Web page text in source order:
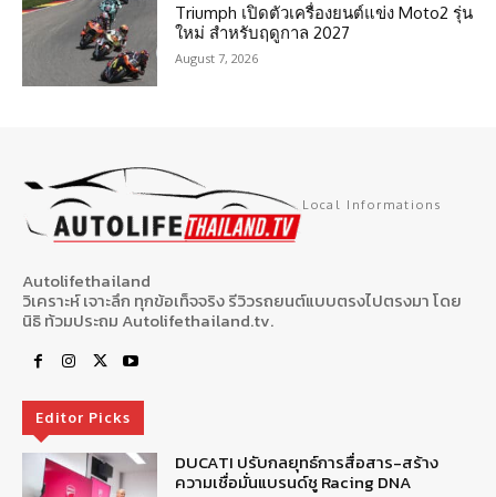
Triumph เปิดตัวเครื่องยนต์แข่ง Moto2 รุ่น
ใหม่ สำหรับฤดูกาล 2027
August 7, 2026
Local Informations
Autolifethailand
วิเคราะห์ เจาะลึก ทุกข้อเท็จจริง รีวิวรถยนต์แบบตรงไปตรงมา โดย
นิธิ ท้วมประถม Autolifethailand.tv.
Editor Picks
DUCATI ปรับกลยุทธ์การสื่อสาร-สร้าง
ความเชื่อมั่นแบรนด์ชู Racing DNA